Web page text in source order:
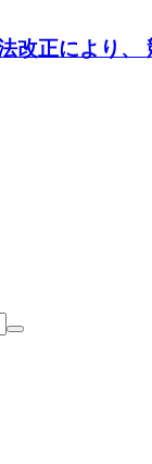
改正により